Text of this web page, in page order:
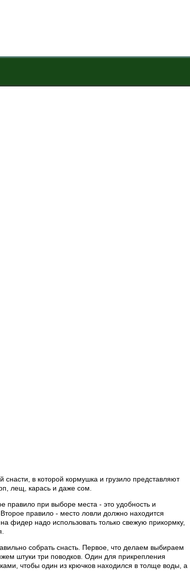
в которой кормушка и грузило представляют
лещ, карась и даже сом.
при выборе места - это удобность и
правило - место ловли должно находится
фидер надо использовать только свежую прикормку,
собрать снасть. Первое, что делаем выбираем
штуки три поводков. Один для прикрепления
чтобы один из крючков находился в толще воды, а